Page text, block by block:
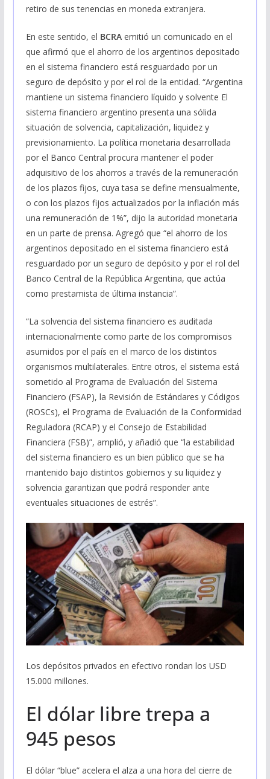
retiro de sus tenencias en moneda extranjera.
En este sentido, el BCRA emitió un comunicado en el
que afirmó que el ahorro de los argentinos depositado
en el sistema financiero está resguardado por un
seguro de depósito y por el rol de la entidad. “Argentina
mantiene un sistema financiero líquido y solvente El
sistema financiero argentino presenta una sólida
situación de solvencia, capitalización, liquidez y
previsionamiento. La política monetaria desarrollada
por el Banco Central procura mantener el poder
adquisitivo de los ahorros a través de la remuneración
de los plazos fijos, cuya tasa se define mensualmente,
o con los plazos fijos actualizados por la inflación más
una remuneración de 1%”, dijo la autoridad monetaria
en un parte de prensa. Agregó que “el ahorro de los
argentinos depositado en el sistema financiero está
resguardado por un seguro de depósito y por el rol del
Banco Central de la República Argentina, que actúa
como prestamista de última instancia”.
“La solvencia del sistema financiero es auditada
internacionalmente como parte de los compromisos
asumidos por el país en el marco de los distintos
organismos multilaterales. Entre otros, el sistema está
sometido al Programa de Evaluación del Sistema
Financiero (FSAP), la Revisión de Estándares y Códigos
(ROSCs), el Programa de Evaluación de la Conformidad
Reguladora (RCAP) y el Consejo de Estabilidad
Financiera (FSB)”, amplió, y añadió que “la estabilidad
del sistema financiero es un bien público que se ha
mantenido bajo distintos gobiernos y su liquidez y
solvencia garantizan que podrá responder ante
eventuales situaciones de estrés”.
Los depósitos privados en efectivo rondan los USD
15.000 millones.
El dólar libre trepa a
945 pesos
El dólar “blue” acelera el alza a una hora del cierre de